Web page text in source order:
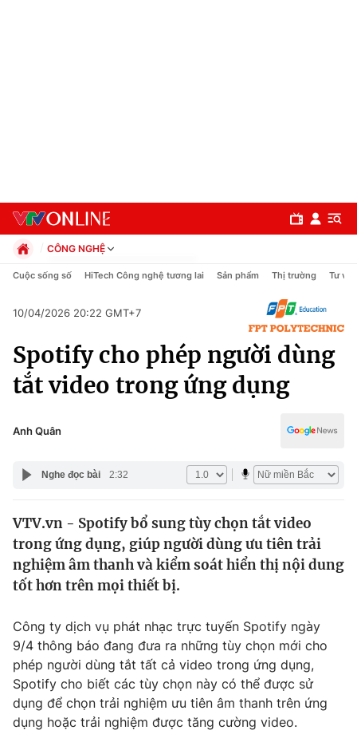
Chính trị
Thế giới
Tin tức
Câu chuyện quốc tế
Kinh tế
Tài chính
Thị trường
Góc doanh nghiệp
Dữ liệu và đời sống
Truyền hình
Phim VTV
Giải trí
CÔNG NGHỆ
Chính trị
Pháp luật
Thể thao
Truyền hình
Văn hóa - Giải trí
Đời sống
Giáo dục
Cuộc sống số HiTech Công nghệ tương lai Sản phẩm Thị trường Tư vấn
10/04/2026 20:22 GMT+7
Spotify cho phép người dùng
tắt video trong ứng dụng
Anh Quân
Nghe đọc bài 2:32
VTV.vn - Spotify bổ sung tùy chọn tắt video
trong ứng dụng, giúp người dùng ưu tiên trải
nghiệm âm thanh và kiểm soát hiển thị nội dung
tốt hơn trên mọi thiết bị.
Công ty dịch vụ phát nhạc trực tuyến Spotify ngày
9/4 thông báo đang đưa ra những tùy chọn mới cho
phép người dùng tắt tất cả video trong ứng dụng,
Spotify cho biết các tùy chọn này có thể được sử
dụng để chọn trải nghiệm ưu tiên âm thanh trên ứng
dụng hoặc trải nghiệm được tăng cường video.